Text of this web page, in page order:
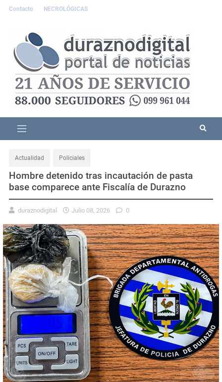
Contacto NECROLÓGICAS
Actualidad Policiales
Hombre detenido tras incautación de pasta
base comparece ante Fiscalía de Durazno
duraznodigital Julio 08, 2026 0